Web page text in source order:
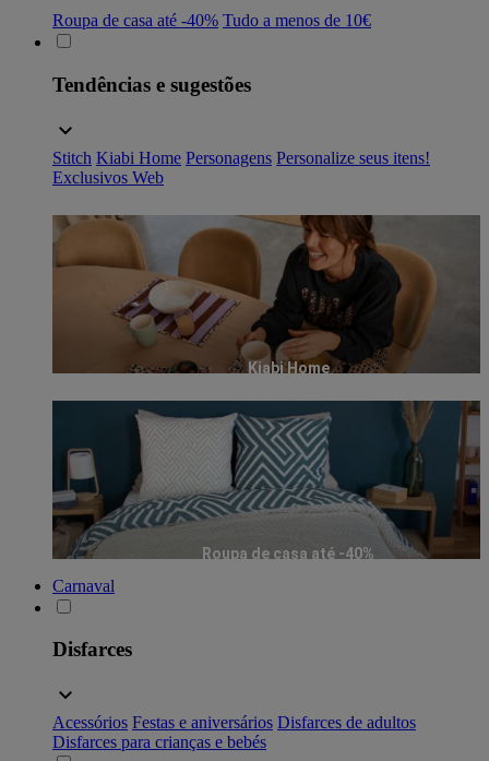
Roupa de casa até -40% Tudo a menos de 10€
Tendências e sugestões
Stitch Kiabi Home Personagens Personalize seus itens!
Exclusivos Web
Kiabi Home
Roupa de casa até -40%
Carnaval
Disfarces
Acessórios Festas e aniversários Disfarces de adultos
Disfarces para crianças e bebés